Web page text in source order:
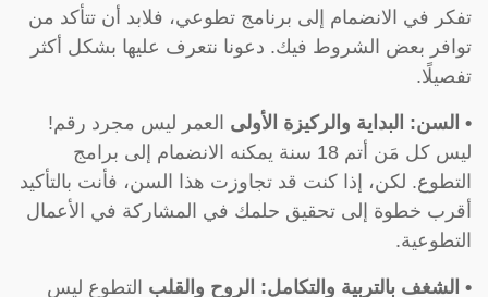
تفكر في الانضمام إلى برنامج تطوعي، فلابد أن تتأكد من
توافر بعض الشروط فيك. دعونا نتعرف عليها بشكل أكثر
تفصيلًا.
• السن: البداية والركيزة الأولى العمر ليس مجرد رقم!
ليس كل مَن أتم 18 سنة يمكنه الانضمام إلى برامج
التطوع. لكن، إذا كنت قد تجاوزت هذا السن، فأنت بالتأكيد
أقرب خطوة إلى تحقيق حلمك في المشاركة في الأعمال
التطوعية.
• الشغف بالتربية والتكامل: الروح والقلب التطوع ليس